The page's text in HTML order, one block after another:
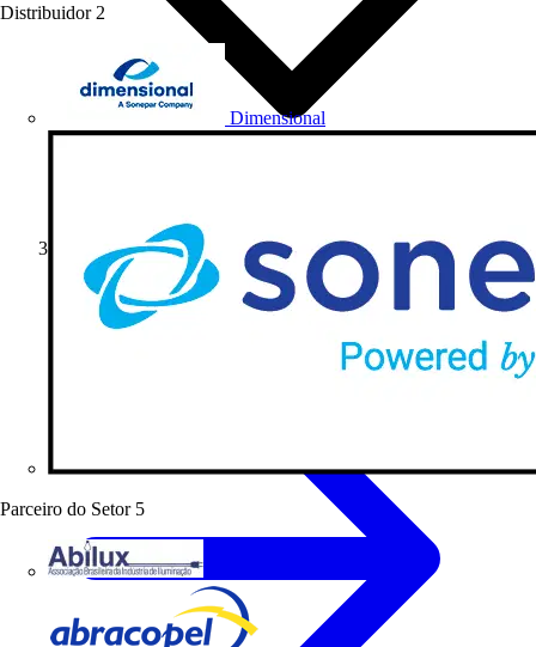
Distribuidor 2
Dimensional
Parceiro do Setor 5
Notícias do Setor